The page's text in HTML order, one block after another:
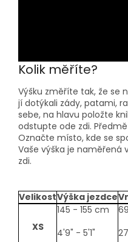
Kolik měříte?
Výšku změříte tak, že se
jí dotýkali zády, patami,
sebe, na hlavu položte
odstupte ode zdi.
Označte místo, kde se
Vaše výška je naměřená
zdi.
size-
VelikostVýška jezdce
XS
145 - 155 cm
4'9" - 5'1"